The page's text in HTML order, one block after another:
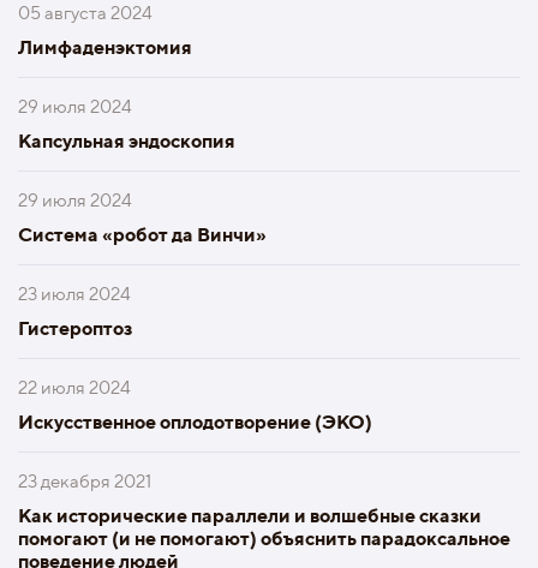
05 августа 2024
Лимфаденэктомия
29 июля 2024
Капсульная эндоскопия
29 июля 2024
Система «робот да Винчи»
23 июля 2024
Гистероптоз
22 июля 2024
Искусственное оплодотворение (ЭКО)
23 декабря 2021
Как исторические параллели и волшебные сказки
помогают (и не помогают) объяснить парадоксальное
поведение людей